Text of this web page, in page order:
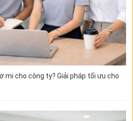
mi cho công ty? Giải pháp tối ưu cho